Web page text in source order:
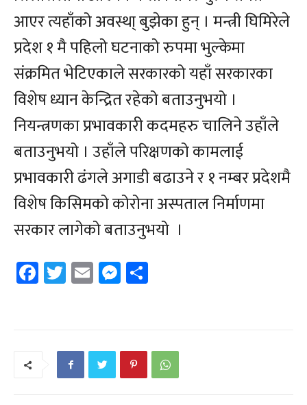
आएर त्यहाँको अवस्था् बुझेका हुन् । मन्त्री घिमिरेले
प्रदेश १ मै पहिलो घटनाको रुपमा भुल्केमा
संक्रमित भेटिएकाले सरकारको यहाँ सरकारका
विशेष ध्यान केन्द्रित रहेको बताउनुभयो ।
नियन्त्रणका प्रभावकारी कदमहरु चालिने उहाँले
बताउनुभयो । उहाँले परिक्षणको कामलाई
प्रभावकारी ढंगले अगाडी बढाउने र १ नम्बर प्रदेशमै
विशेष किसिमको कोरोना अस्पताल निर्माणमा
सरकार लागेको बताउनुभयो ।
Facebook
Twitter
EmailMessenger